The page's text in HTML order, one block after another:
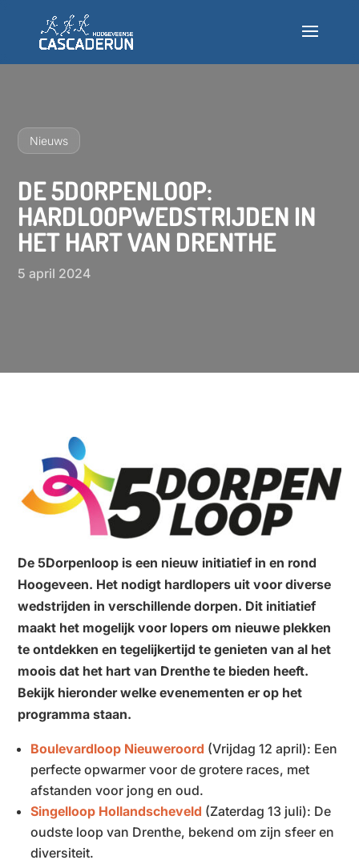
Nieuws
DE 5DORPENLOOP:
HARDLOOPWEDSTRIJDEN IN
HET HART VAN DRENTHE
5 april 2024
De 5Dorpenloop is een nieuw initiatief in en rond
Hoogeveen. Het nodigt hardlopers uit voor diverse
wedstrijden in verschillende dorpen. Dit initiatief
maakt het mogelijk voor lopers om nieuwe plekken
te ontdekken en tegelijkertijd te genieten van al het
moois dat het hart van Drenthe te bieden heeft.
Bekijk hieronder welke evenementen er op het
programma staan.
Boulevardloop Nieuweroord (Vrijdag 12 april): Een
perfecte opwarmer voor de grotere races, met
afstanden voor jong en oud.
Singelloop Hollandscheveld (Zaterdag 13 juli): De
oudste loop van Drenthe, bekend om zijn sfeer en
diversiteit.
Info
Testlopen
Veelgestelde vragen